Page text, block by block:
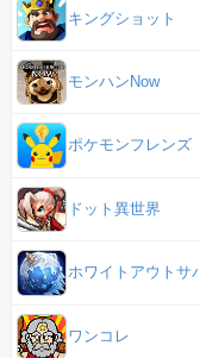
キングショット
モンハンNow
ポケモンフレンズ
ドット異世界
ホワイトアウトサ
ワンコレ